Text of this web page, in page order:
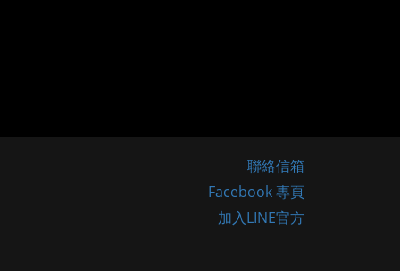
聯絡信箱
Facebook 專頁
加入LINE官方